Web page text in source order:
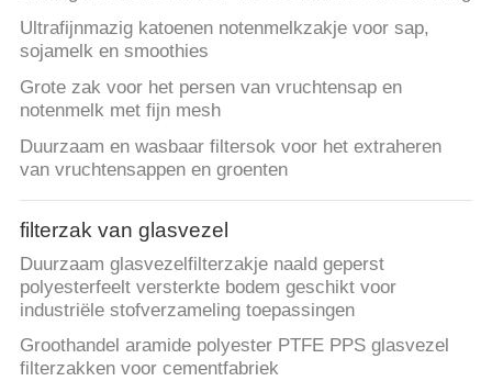
Ultrafijnmazig katoenen notenmelkzakje voor sap,
sojamelk en smoothies
Grote zak voor het persen van vruchtensap en
notenmelk met fijn mesh
Duurzaam en wasbaar filtersok voor het extraheren
van vruchtensappen en groenten
filterzak van glasvezel
Duurzaam glasvezelfilterzakje naald geperst
polyesterfeelt versterkte bodem geschikt voor
industriële stofverzameling toepassingen
Groothandel aramide polyester PTFE PPS glasvezel
filterzakken voor cementfabriek